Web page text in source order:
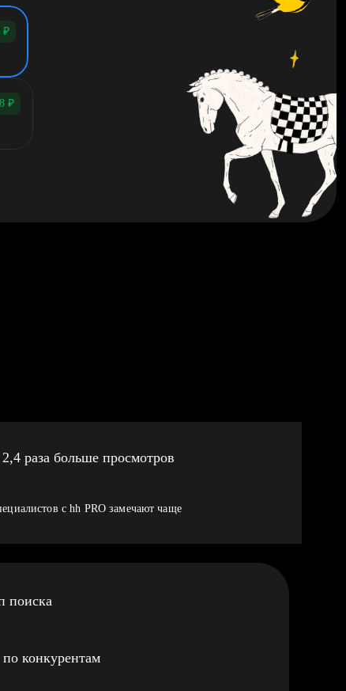
₽
₽
раза больше просмотров
с hh PRO замечают чаще
поиска
конкурентам